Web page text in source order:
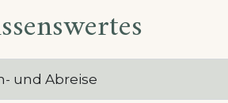
und Abreise